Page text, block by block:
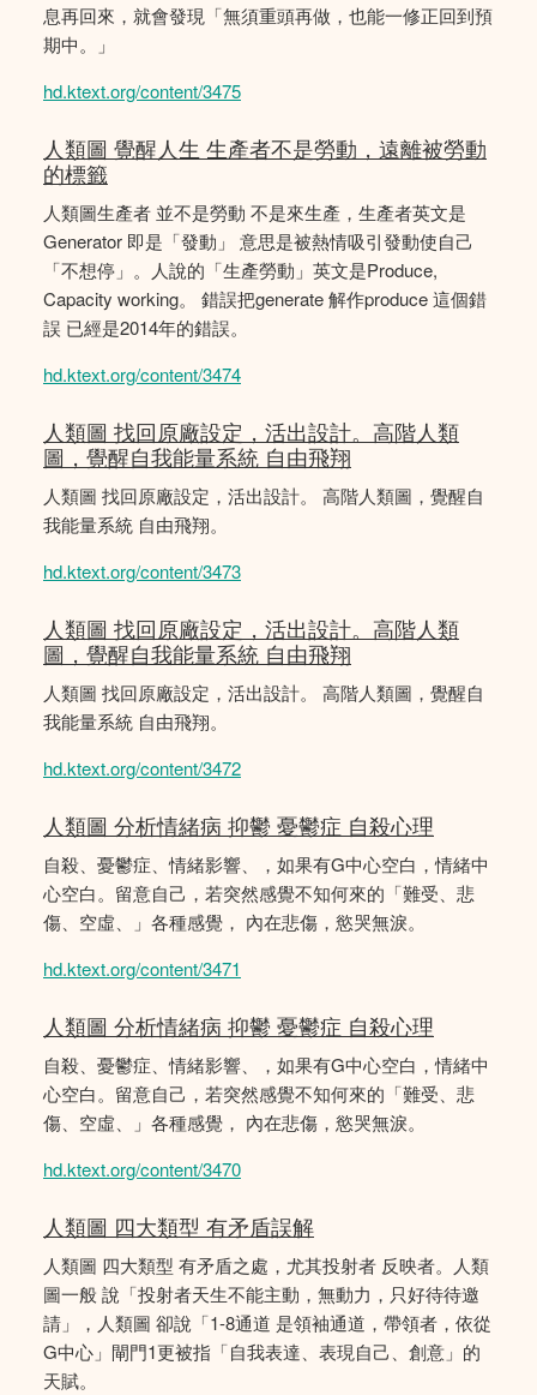
息再回來，就會發現「無須重頭再做，也能一修正回到預
期中。」
hd.ktext.org/content/3475
人類圖 覺醒人生 生產者不是勞動，遠離被勞動
的標籤
人類圖生產者 並不是勞動 不是來生產，生產者英文是
Generator 即是「發動」 意思是被熱情吸引發動使自己
「不想停」。人說的「生產勞動」英文是Produce,
Capacity working。 錯誤把generate 解作produce 這個錯
誤 已經是2014年的錯誤。
hd.ktext.org/content/3474
人類圖 找回原廠設定，活出設計。高階人類
圖，覺醒自我能量系統 自由飛翔
人類圖 找回原廠設定，活出設計。 高階人類圖，覺醒自
我能量系統 自由飛翔。
hd.ktext.org/content/3473
人類圖 找回原廠設定，活出設計。高階人類
圖，覺醒自我能量系統 自由飛翔
人類圖 找回原廠設定，活出設計。 高階人類圖，覺醒自
我能量系統 自由飛翔。
hd.ktext.org/content/3472
人類圖 分析情緒病 抑鬱 憂鬱症 自殺心理
自殺、憂鬱症、情緒影響、，如果有G中心空白，情緒中
心空白。留意自己，若突然感覺不知何來的「難受、悲
傷、空虛、」各種感覺， 內在悲傷，慾哭無淚。
hd.ktext.org/content/3471
人類圖 分析情緒病 抑鬱 憂鬱症 自殺心理
自殺、憂鬱症、情緒影響、，如果有G中心空白，情緒中
心空白。留意自己，若突然感覺不知何來的「難受、悲
傷、空虛、」各種感覺， 內在悲傷，慾哭無淚。
hd.ktext.org/content/3470
人類圖 四大類型 有矛盾誤解
人類圖 四大類型 有矛盾之處，尤其投射者 反映者。人類
圖一般 說「投射者天生不能主動，無動力，只好待待邀
請」，人類圖 卻說「1-8通道 是領袖通道，帶領者，依從
G中心」閘門1更被指「自我表達、表現自己、創意」的
天賦。